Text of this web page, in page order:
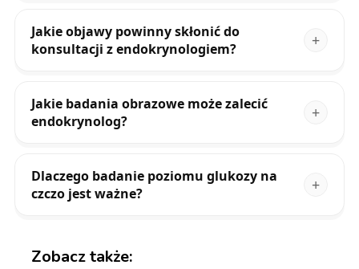
Jakie objawy powinny skłonić do
konsultacji z endokrynologiem?
Jakie badania obrazowe może zalecić
endokrynolog?
Dlaczego badanie poziomu glukozy na
czczo jest ważne?
Zobacz także: